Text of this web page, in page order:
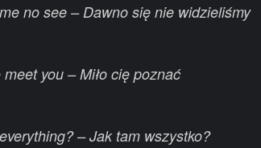
no see – Dawno się nie widzieliśmy
you – Miło cię poznać
– Jak tam wszystko?